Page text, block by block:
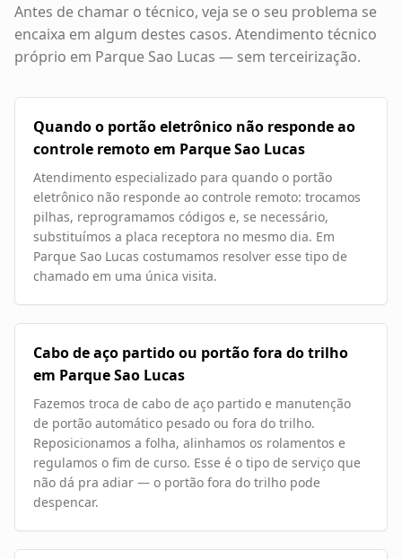
Antes de chamar o técnico, veja se o seu problema se
encaixa em algum destes casos. Atendimento técnico
próprio em Parque Sao Lucas — sem terceirização.
Quando o portão eletrônico não responde ao
controle remoto em Parque Sao Lucas
Atendimento especializado para quando o portão
eletrônico não responde ao controle remoto: trocamos
pilhas, reprogramamos códigos e, se necessário,
substituímos a placa receptora no mesmo dia. Em
Parque Sao Lucas costumamos resolver esse tipo de
chamado em uma única visita.
Cabo de aço partido ou portão fora do trilho
em Parque Sao Lucas
Fazemos troca de cabo de aço partido e manutenção
de portão automático pesado ou fora do trilho.
Reposicionamos a folha, alinhamos os rolamentos e
regulamos o fim de curso. Esse é o tipo de serviço que
não dá pra adiar — o portão fora do trilho pode
despencar.